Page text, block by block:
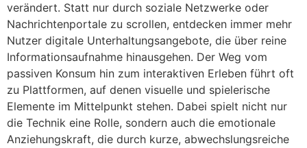
verändert. Statt nur durch soziale Netzwerke oder
Nachrichtenportale zu scrollen, entdecken immer mehr
Nutzer digitale Unterhaltungsangebote, die über reine
Informationsaufnahme hinausgehen. Der Weg vom
passiven Konsum hin zum interaktiven Erleben führt oft
zu Plattformen, auf denen visuelle und spielerische
Elemente im Mittelpunkt stehen. Dabei spielt nicht nur
die Technik eine Rolle, sondern auch die emotionale
Anziehungskraft, die durch kurze, abwechslungsreiche